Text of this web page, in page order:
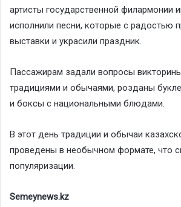
артисты государственной филармонии
исполнили песни, которые с радостью
выставки и украсили праздник.
Пассажирам задали вопросы
традициями и обычаями, розданы
и боксы с национальными блюдами.
В этот день традиции и обычаи
проведены в необычном формате, что
популяризации.
Semeynews.kz